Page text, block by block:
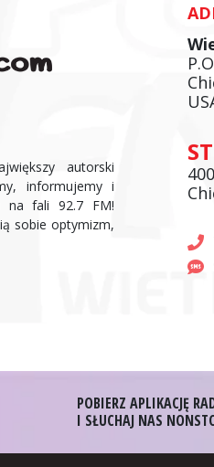
autorski
informujemy i
na fali 92.7 FM!
sobie optymizm,
Giełdowe
POBIERZ APLIKACJĘ
I SŁUCHAJ NAS